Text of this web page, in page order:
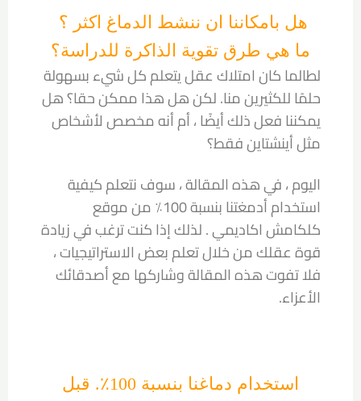
هل بامكاننا ان ننشط الدماغ اكثر ؟
ما هي طرق تقوية الذاكرة للدراسة؟
لطالما كان امتلاك عقل يتعلم كل شيء بسهولة
حلمًا للكثيرين منا. لكن هل هذا ممكن حقا؟ هل
يمكننا فعل ذلك أيضًا ، أم أنه مخصص لأشخاص
مثل أينشتاين فقط؟
اليوم ، في هذه المقالة ، سوف نتعلم كيفية
استخدام أدمغتنا بنسبة 100٪ من موقع
كلكامش اكاديمي . لذلك إذا كنت ترغب في زيادة
قوة عقلك من خلال تعلم بعض الاستراتيجيات ،
فلا تفوت هذه المقالة وشاركها مع أصدقائك
الأعزاء.
استخدام دماغنا بنسبة 100٪. قبل